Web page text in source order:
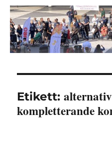
Etikett:
kompletterande